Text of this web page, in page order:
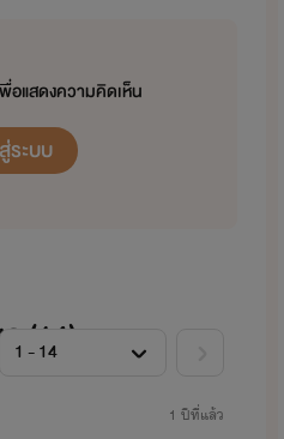
อแสดงความคิดเห็น
ระบบ
(14)
1 ปีที่แล้ว